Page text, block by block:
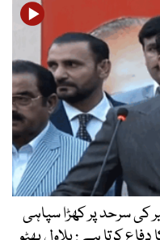
کی سرحد پر کھڑا سپاہی